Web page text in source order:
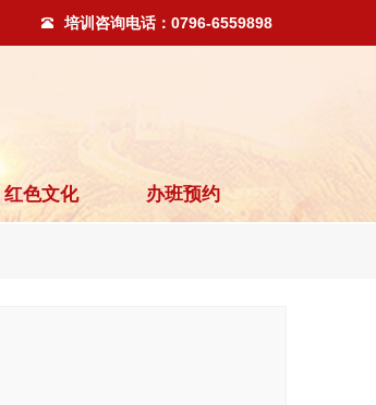
培训咨询电话： 0796-6559898
红色文化 办班预约